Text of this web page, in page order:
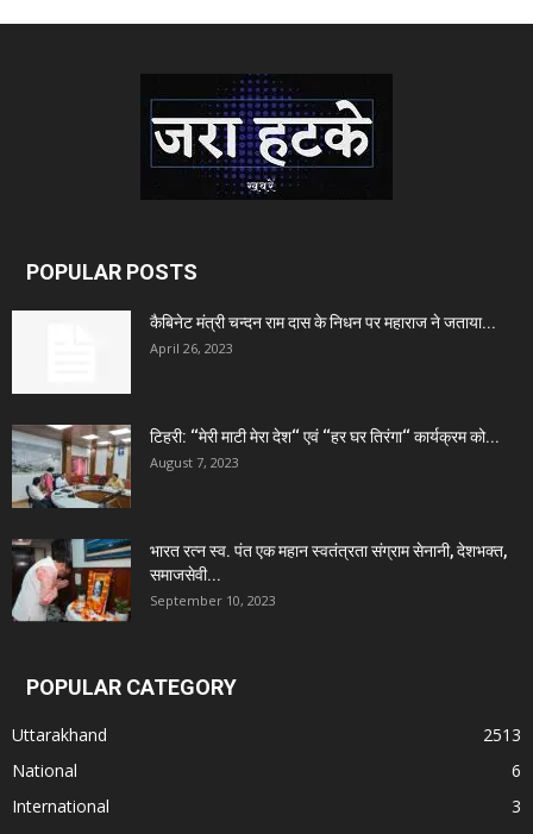
POPULAR POSTS
कैबिनेट मंत्री चन्दन राम दास के निधन पर महाराज ने जताया...
April 26, 2023
टिहरी: ‘‘मेरी माटी मेरा देश‘‘ एवं ‘‘हर घर तिरंगा‘‘ कार्यक्रम को...
August 7, 2023
भारत रत्न स्व. पंत एक महान स्वतंत्रता संग्राम सेनानी, देशभक्त,
समाजसेवी...
September 10, 2023
POPULAR CATEGORY
Uttarakhand
2513
National
6
International
3